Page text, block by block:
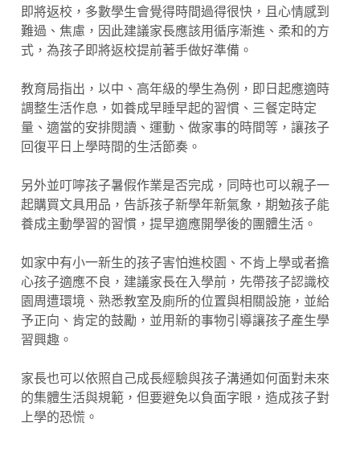
即將返校，多數學生會覺得時間過得很快，且心情感到
難過、焦慮，因此建議家長應該用循序漸進、柔和的方
式，為孩子即將返校提前著手做好準備。
教育局指出，以中、高年級的學生為例，即日起應適時
調整生活作息，如養成早睡早起的習慣、三餐定時定
量、適當的安排閱讀、運動、做家事的時間等，讓孩子
回復平日上學時間的生活節奏。
另外並叮嚀孩子暑假作業是否完成，同時也可以親子一
起購買文具用品，告訴孩子新學年新氣象，期勉孩子能
養成主動學習的習慣，提早適應開學後的團體生活。
如家中有小一新生的孩子害怕進校園、不肯上學或者擔
心孩子適應不良，建議家長在入學前，先帶孩子認識校
園周遭環境、熟悉教室及廁所的位置與相關設施，並給
予正向、肯定的鼓勵，並用新的事物引導讓孩子產生學
習興趣。
家長也可以依照自己成長經驗與孩子溝通如何面對未來
的集體生活與規範，但要避免以負面字眼，造成孩子對
上學的恐慌。